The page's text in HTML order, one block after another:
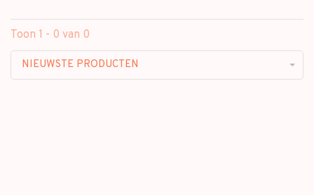
Toon 1 - 0 van 0
NIEUWSTE PRODUCTEN